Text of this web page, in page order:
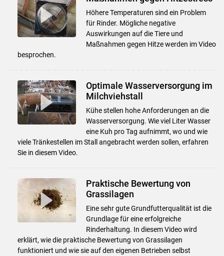
Höhere Temperaturen sind ein Problem
für Rinder. Mögliche negative
Auswirkungen auf die Tiere und
Maßnahmen gegen Hitze werden im Video
besprochen.
Optimale Wasserversorgung im
Milchviehstall
Kühe stellen hohe Anforderungen an die
Wasserversorgung. Wie viel Liter Wasser
eine Kuh pro Tag aufnimmt, wo und wie
viele Tränkestellen im Stall angebracht werden sollen, erfahren
Sie in diesem Video.
Praktische Bewertung von
Grassilagen
Eine sehr gute Grundfutterqualität ist die
Grundlage für eine erfolgreiche
Rinderhaltung. In diesem Video wird
erklärt, wie die praktische Bewertung von Grassilagen
funktioniert und wie sie auf den eigenen Betrieben selbst